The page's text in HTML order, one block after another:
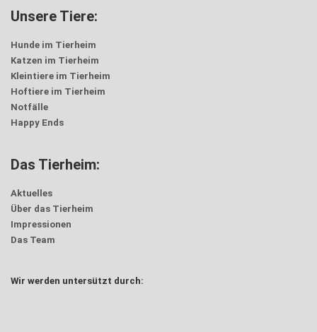
Unsere Tiere:
Hunde im Tierheim
Katzen im Tierheim
Kleintiere im Tierheim
Hoftiere im Tierheim
Notfälle
Happy Ends
Das Tierheim:
Aktuelles
Über das Tierheim
Impressionen
Das Team
Wir werden untersützt durch: